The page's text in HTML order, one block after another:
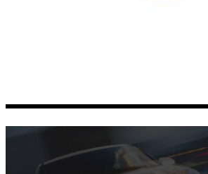
SUZUKI LÅSEBOLTE